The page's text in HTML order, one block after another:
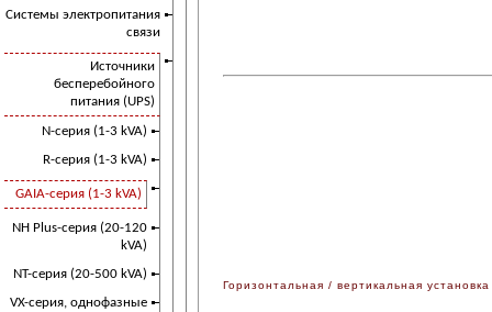
Системы электропитания
связи
Источники
бесперебойного
питания (UPS)
N-серия (1-3 kVA)
R-серия (1-3 kVA)
GAIA-серия (1-3 kVA)
NH Plus-серия (20-120
kVA)
NT-серия (20-500 kVA)
VX-серия, однофазные
Горизонтальная / вертикальная установка